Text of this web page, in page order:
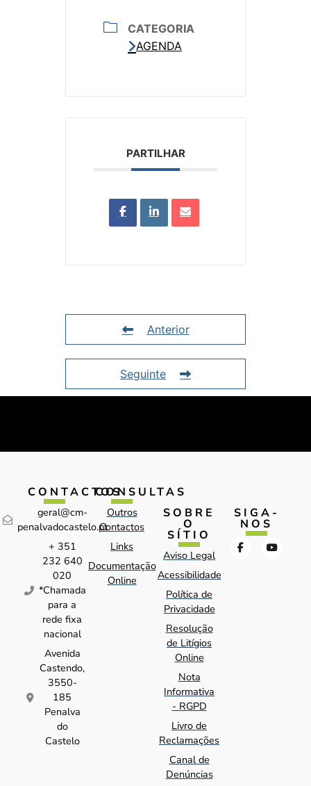
CATEGORIA
AGENDA
PARTILHAR
Anterior
Seguinte
CONTACTOS
geral@cm-
penalvadocastelo.pt
+ 351
232 640
020
*Chamada
para a
rede fixa
nacional
Avenida
Castendo,
3550-
185
Penalva
do
Castelo
CONSULTAS
Outros
Contactos
Links
Documentação
Online
SOBRE
O
SÍTIO
Aviso Legal
Acessibilidade
Política de
Privacidade
Resolução
de Litígios
Online
Nota
Informativa
- RGPD
Livro de
Reclamações
Canal de
Denúncias
SIGA-
NOS